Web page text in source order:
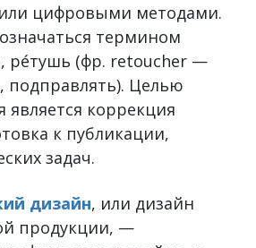
цифровыми методами.
термином
ре́тушь (фр. retoucher —
подправлять). Целью
является коррекция
к публикации,
задач.
дизайн, или дизайн
продукции, —